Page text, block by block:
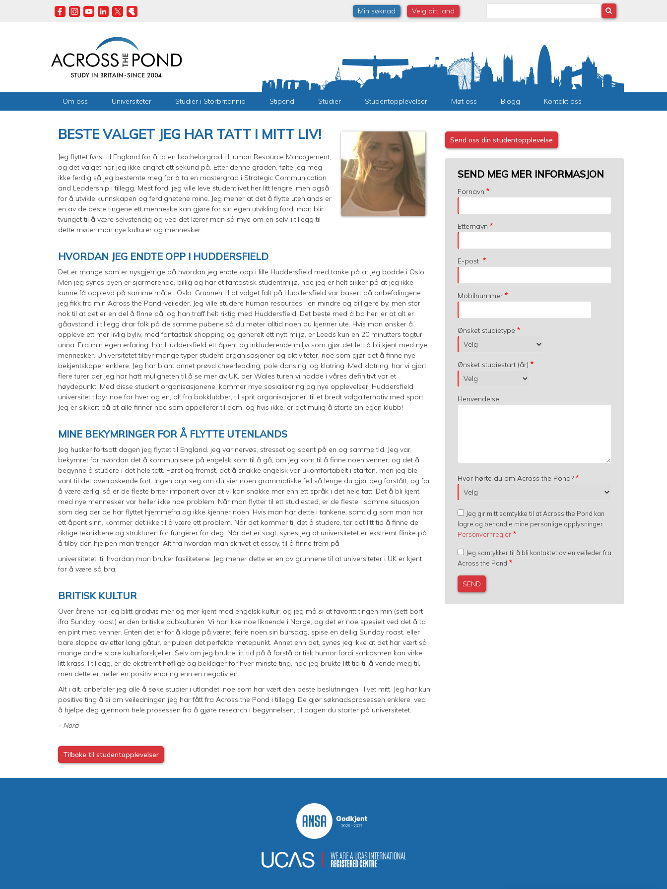
Min søknad Velg ditt land
Om oss Universiteter Studier i Storbritannia Stipend Studier Studentopplevelser Møt oss Blogg Kontakt oss
BESTE VALGET JEG HAR TATT I MITT LIV!
Jeg flyttet først til England for å ta en bachelorgrad i Human Resource Management,
og det valget har jeg ikke angret ett sekund på. Etter denne graden, følte jeg meg
ikke ferdig så jeg bestemte meg for å ta en mastergrad i Strategic Communication
and Leadership i tillegg. Mest fordi jeg ville leve studentlivet her litt lengre, men også
for å utvikle kunnskapen og ferdighetene mine. Jeg mener at det å flytte utenlands er
en av de beste tingene ett menneske kan gjøre for sin egen utvikling fordi man blir
tvunget til å være selvstendig og ved det lærer man så mye om en selv, i tillegg til
dette møter man nye kulturer og mennesker.
HVORDAN JEG ENDTE OPP I HUDDERSFIELD
Det er mange som er nysgjerrige på hvordan jeg endte opp i lille Huddersfield med tanke på at jeg bodde i Oslo.
Men jeg synes byen er sjarmerende, billig og har et fantastisk studentmiljø, noe jeg er helt sikker på at jeg ikke
kunne få opplevd på samme måte i Oslo. Grunnen til at valget falt på Huddersfield var basert på anbefalingene
jeg fikk fra min Across the Pond-veileder. Jeg ville studere human resources i en mindre og billigere by, men stor
nok til at det er en del å finne på, og han traff helt riktig med Huddersfield. Det beste med å bo her, er at alt er
gåavstand, i tillegg drar folk på de samme pubene så du møter alltid noen du kjenner ute. Hvis man ønsker å
oppleve ett mer livlig byliv, med fantastisk shopping og generelt ett nytt miljø, er Leeds kun en 20 minutters togtur
unna. Fra min egen erfaring, har Huddersfield ett åpent og inkluderende miljø som gjør det lett å bli kjent med nye
mennesker. Universitetet tilbyr mange typer student organisasjoner og aktiviteter, noe som gjør det å finne nye
bekjentskaper enklere. Jeg har blant annet prøvd cheerleading, pole dansing, og klatring. Med klatring, har vi gjort
flere turer der jeg har hatt muligheten til å se mer av UK, der Wales turen vi hadde i våres definitivt var et
høydepunkt. Med disse student organisasjonene, kommer mye sosialisering og nye opplevelser. Huddersfield
universitet tilbyr noe for hver og en, alt fra bokklubber, til sprit organisasjoner, til et bredt valgalternativ med sport.
Jeg er sikkert på at alle finner noe som appellerer til dem, og hvis ikke, er det mulig å starte sin egen klubb!
MINE BEKYMRINGER FOR Å FLYTTE UTENLANDS
Jeg husker fortsatt dagen jeg flyttet til England, jeg var nervøs, stresset og spent på en og samme tid. Jeg var
bekymret for hvordan det å kommunisere på engelsk kom til å gå, om jeg kom til å finne noen venner, og det å
begynne å studere i det hele tatt. Først og fremst, det å snakke engelsk var ukomfortabelt i starten, men jeg ble
vant til det overraskende fort. Ingen bryr seg om du sier noen grammatiske feil så lenge du gjør deg forstått, og for
å være ærlig, så er de fleste briter imponert over at vi kan snakke mer enn ett språk i det hele tatt. Det å bli kjent
med nye mennesker var heller ikke noe problem. Når man flytter til ett studiested, er de fleste i samme situasjon
som deg der de har flyttet hjemmefra og ikke kjenner noen. Hvis man har dette i tankene, samtidig som man har
ett åpent sinn, kommer det ikke til å være ett problem. Når det kommer til det å studere, tar det litt tid å finne de
riktige teknikkene og strukturen for fungerer for deg. Når det er sagt, synes jeg at universitetet er ekstremt flinke på
å tilby den hjelpen man trenger. Alt fra hvordan man skrivet et essay, til å finne frem på
universitetet, til hvordan man bruker fasilitetene. Jeg mener dette er en av grunnene til at universiteter i UK er kjent
for å være så bra.
BRITISK KULTUR
Over årene har jeg blitt gradvis mer og mer kjent med engelsk kultur, og jeg må si at favoritt tingen min (sett bort
ifra Sunday roast) er den britiske pubkulturen. Vi har ikke noe liknende i Norge, og det er noe spesielt ved det å ta
en pint med venner. Enten det er for å klage på været, feire noen sin bursdag, spise en deilig Sunday roast, eller
bare slappe av etter lang gåtur, er puben det perfekte møtepunkt. Annet enn det, synes jeg ikke at det har vært så
mange andre store kulturforskjeller. Selv om jeg brukte litt tid på å forstå britisk humor fordi sarkasmen kan virke
litt krass. I tillegg, er de ekstremt høflige og beklager for hver minste ting, noe jeg brukte litt tid til å vende meg til,
men dette er heller en positiv endring enn en negativ en.
Alt i alt, anbefaler jeg alle å søke studier i utlandet, noe som har vært den beste beslutningen i livet mitt. Jeg har kun
positive ting å si om veiledningen jeg har fått fra Across the Pond i tillegg. De gjør søknadsprosessen enklere, ved
å hjelpe deg gjennom hele prosessen fra å gjøre research i begynnelsen, til dagen du starter på universitetet.
- Nora
Tilbake til studentopplevelser
Send oss din studentopplevelse
SEND MEG MER INFORMASJON
Fornavn
Etternavn
E-post
Mobilnummer
Ønsket studietype
Ønsket studiestart (år)
Henvendelse
Hvor hørte du om Across the Pond?
Jeg gir mitt samtykke til at Across the Pond kan
lagre og behandle mine personlige opplysninger.
Personvernregler
Jeg samtykker til å bli kontaktet av en veileder fra
Across the Pond